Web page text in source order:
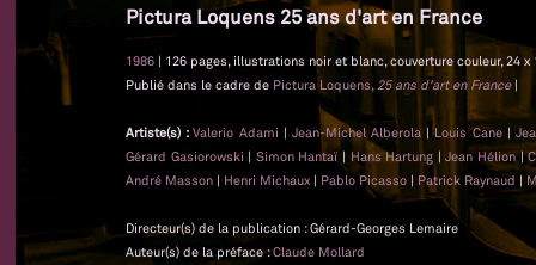
Pictura Loquens 25 ans d'art en France
1986 | 126 pages, illustrations noir et blanc, couverture couleur, 24 x
Publié dans le cadre de Pictura Loquens, 25 ans d'art en France|
Artiste(s) :Valerio Adami | Jean-Michel Alberola |Louis Cane|
Gérard Gasiorowski | Simon Hantaï | Hans Hartung |Jean Hélion|
André Masson | Henri Michaux | Pablo Picasso | Patrick Raynaud |
Directeur(s) de la publication : Gérard-Georges Lemaire
Auteur(s) de la préface :Claude Mollard